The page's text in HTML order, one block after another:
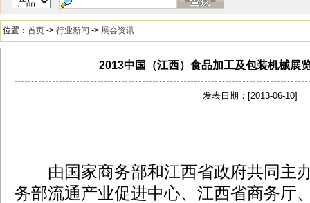
位置： 首页 -> 行业新闻 -> 展会资讯
2013中国（江西）食品加工及包装机械展
发表日期：[2013-06-10]
由国家商务部和江西省政府共同主
务部流通产业促进中心、江西省商务厅